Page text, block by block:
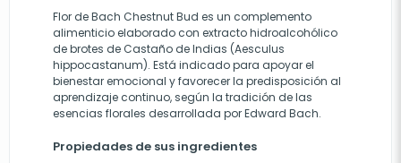
Flor de Bach Chestnut Bud es un complemento
alimenticio elaborado con extracto hidroalcohólico
de brotes de Castaño de Indias (Aesculus
hippocastanum). Está indicado para apoyar el
bienestar emocional y favorecer la predisposición al
aprendizaje continuo, según la tradición de las
esencias florales desarrollada por Edward Bach.
Propiedades de sus ingredientes